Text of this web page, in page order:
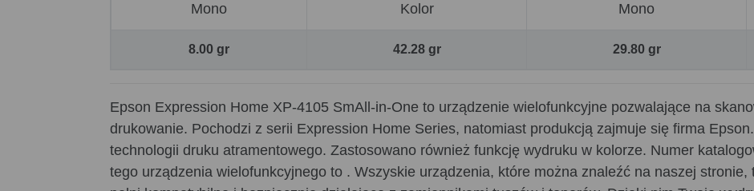
Mono Kolor Mono
8.00 gr 42.28 gr 29.80 gr
Epson Expression Home XP-4105 SmAll-in-One to urządzenie wielofunkcyjne pozwalające na
drukowanie. Pochodzi z serii Expression Home Series, natomiast produkcją zajmuje się firma
technologii druku atramentowego. Zastosowano również funkcję wydruku w kolorze. Numer
tego urządzenia wielofunkcyjnego to . Wszyskie urządzenia, które można znaleźć na naszej